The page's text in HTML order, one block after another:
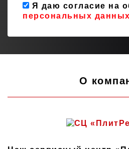
Я даю согласие на
персональных данных
О